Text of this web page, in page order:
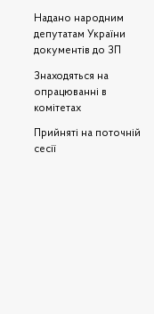
Надано народним
депутатам України
документів до ЗП
Знаходяться на
опрацюванні в
комітетах
Прийняті на поточній
сесії